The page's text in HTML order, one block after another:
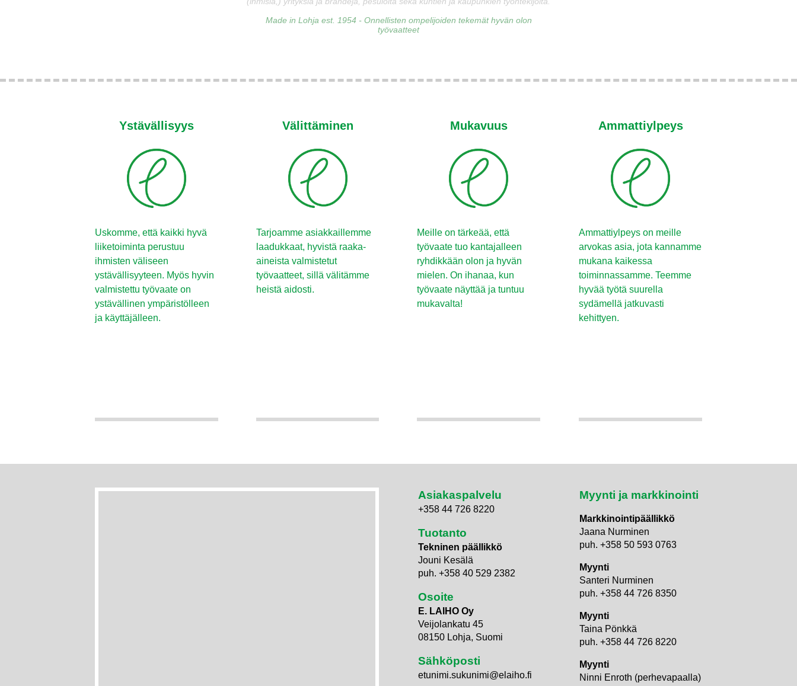
Made in Lohja est. 1954 - Onnellisten ompelijoiden tekemät hyvän olon
työvaatteet
Ystävällisyys
Uskomme, että kaikki hyvä
liiketoiminta perustuu
ihmisten väliseen
ystävällisyyteen. Myös hyvin
valmistettu työvaate on
ystävällinen ympäristölleen
ja käyttäjälleen.
Välittäminen
Tarjoamme asiakkaillemme
laadukkaat, hyvistä raaka-
aineista valmistetut
työvaatteet, sillä välitämme
heistä aidosti.
Mukavuus
Meille on tärkeää, että
työvaate tuo kantajalleen
ryhdikkään olon ja hyvän
mielen. On ihanaa, kun
työvaate näyttää ja tuntuu
mukavalta!
Ammattiylpeys
Ammattiylpeys on meille
arvokas asia, jota kannamme
mukana kaikessa
toiminnassamme. Teemme
hyvää työtä suurella
sydämellä jatkuvasti
kehittyen.
Asiakaspalvelu
+358 44 726 8220
Tuotanto
Tekninen päällikkö
Jouni Kesälä
puh. +358 40 529 2382
Osoite
E. LAIHO Oy
Veijolankatu 45
08150 Lohja, Suomi
Sähköposti
etunimi.sukunimi@elaiho.fi
Myynti ja markkinointi
Markkinointipäällikkö
Jaana Nurminen
puh. +358 50 593 0763
Myynti
Santeri Nurminen
puh. +358 44 726 8350
Myynti
Taina Pönkkä
puh. +358 44 726 8220
Myynti
Ninni Enroth (perhevapaalla)